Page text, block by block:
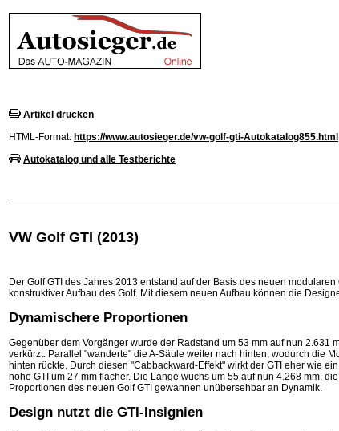
Artikel drucken
HTML-Format: https://www.autosieger.de/vw-golf-gti-Autokatalog855.html
Autokatalog und alle Testberichte
VW Golf GTI (2013)
Der Golf GTI des Jahres 2013 entstand auf der Basis des neuen
konstruktiver Aufbau des Golf. Mit diesem neuen Aufbau können die
Dynamischere Proportionen
Gegenüber dem Vorgänger wurde der Radstand um 53 mm auf nun
verkürzt. Parallel "wanderte" die A-Säule weiter nach hinten, wodurch die
hinten rückte. Durch diesen "Cabbackward-Effekt" wirkt der GTI eher wie
hohe GTI um 27 mm flacher. Die Länge wuchs um 55 auf nun 4.268 mm,
Proportionen des neuen Golf GTI gewannen unübersehbar an Dynamik.
Design nutzt die GTI-Insignien